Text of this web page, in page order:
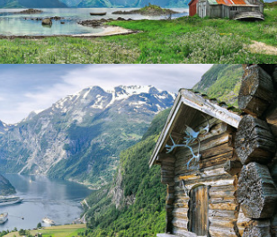
Norway - Geiranger